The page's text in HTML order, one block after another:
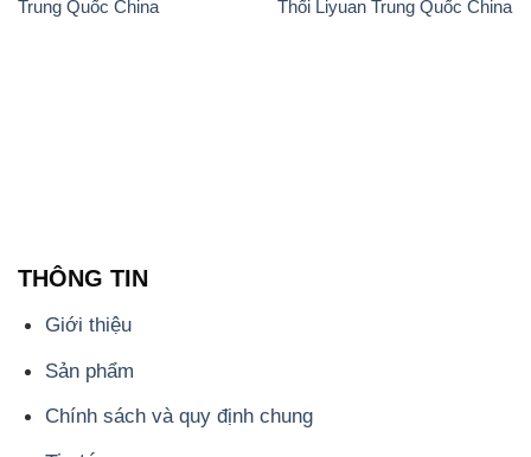
Chính sách và quy định chung
Tin tức
Liên hệ